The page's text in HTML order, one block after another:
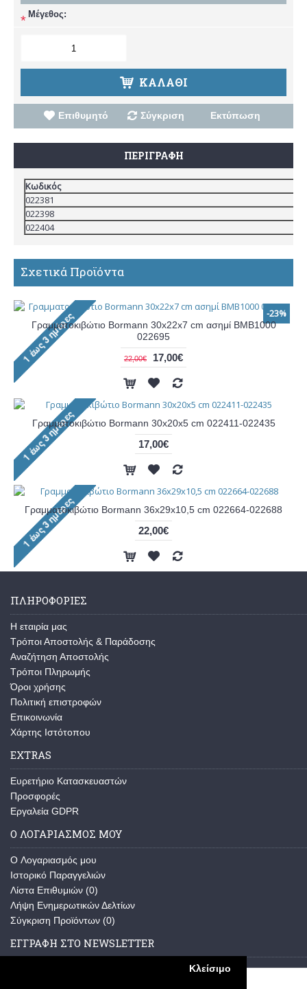
Κλείσιμο
* Μέγεθος:
ΚΑΛΆΘΙ
Επιθυμητό Σύγκριση Εκτύπωση
ΠΕΡΙΓΡΑΦΉ
Κωδικός
022381
022398
022404
Σχετικά Προϊόντα
-23%
Γραμματοκιβώτιο Bormann 30x22x7 cm ασημί BMB1000
022695
22,00€ 17,00€
Γραμματοκιβώτιο Bormann 30x20x5 cm 022411-022435
17,00€
Γραμματοκιβώτιο Bormann 36x29x10,5 cm 022664-022688
22,00€
ΠΛΗΡΟΦΟΡΊΕΣ
Η εταιρία μας
Τρόποι Αποστολής & Παράδοσης
Αναζήτηση Αποστολής
Τρόποι Πληρωμής
Όροι χρήσης
Πολιτική επιστροφών
Επικοινωνία
Χάρτης Ιστότοπου
EXTRAS
Ευρετήριο Κατασκευαστών
Προσφορές
Εργαλεία GDPR
Ο ΛΟΓΑΡΙΑΣΜΌΣ ΜΟΥ
O Λογαριασμός μου
Ιστορικό Παραγγελιών
Λίστα Επιθυμιών (0)
Λήψη Ενημερωτικών Δελτίων
Σύγκριση Προϊόντων (0)
ΕΓΓΡΑΦΉ ΣΤΟ NEWSLETTER